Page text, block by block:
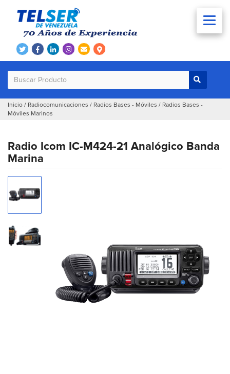
Inicio / Radiocomunicaciones / Radios Bases - Móviles / Radios Bases -
Móviles Marinos
Radio Icom IC-M424-21 Analógico Banda
Marina